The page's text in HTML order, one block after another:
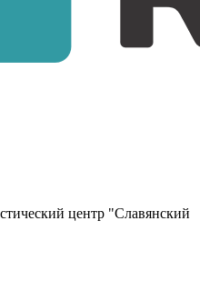
центр "Славянский